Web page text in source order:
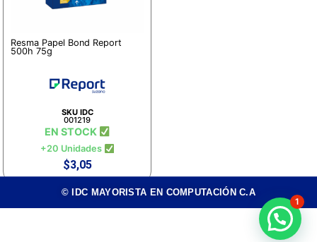
Resma Papel Bond Report
500h 75g
SKU IDC
001219
EN STOCK
+20 Unidades
$3,05
© IDC MAYORISTA EN COMPUTACIÓN C.A
1